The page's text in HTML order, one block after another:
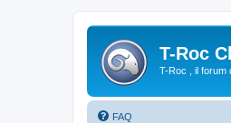
T-Roc
T-Roc , il forum
FAQ